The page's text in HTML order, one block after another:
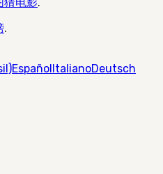
.
Español ItalianoDeutsch